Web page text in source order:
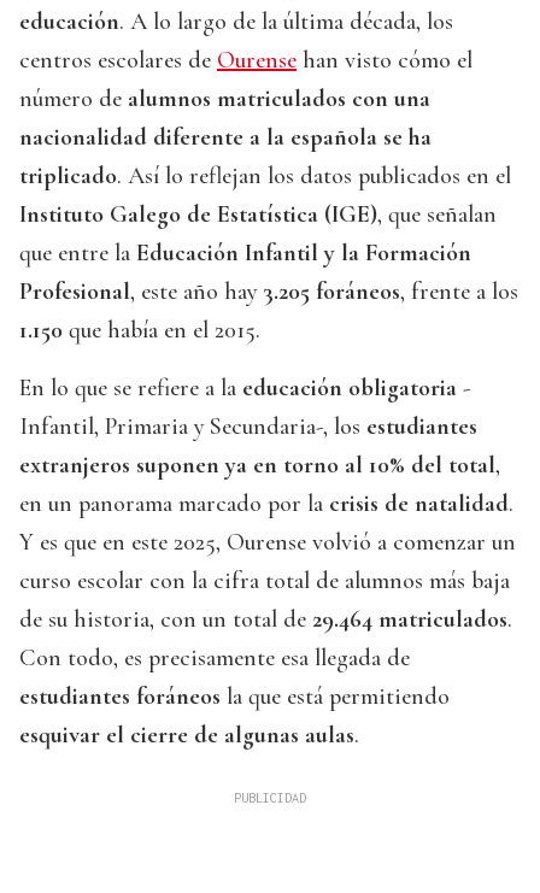
educación. A lo largo de la última década, los
centros escolares de Ourense han visto cómo el
número de alumnos matriculados con una
nacionalidad diferente a la española se ha
triplicado. Así lo reflejan los datos publicados en el
Instituto Galego de Estatística (IGE), que señalan
que entre la Educación Infantil y la Formación
Profesional, este año hay 3.205 foráneos, frente a los
1.150 que había en el 2015.
En lo que se refiere a la educación obligatoria -
Infantil, Primaria y Secundaria-, los estudiantes
extranjeros suponen ya en torno al 10% del total,
en un panorama marcado por la crisis de natalidad.
Y es que en este 2025, Ourense volvió a comenzar un
curso escolar con la cifra total de alumnos más baja
de su historia, con un total de 29.464 matriculados.
Con todo, es precisamente esa llegada de
estudiantes foráneos la que está permitiendo
esquivar el cierre de algunas aulas.